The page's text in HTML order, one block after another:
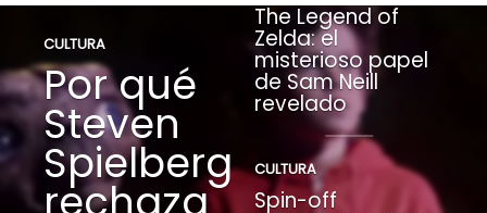
CULTURA
Por qué
Steven
Spielberg
The Legend of
Zelda: el
misterioso papel
de Sam Neill
revelado
CULTURA
Spin-off